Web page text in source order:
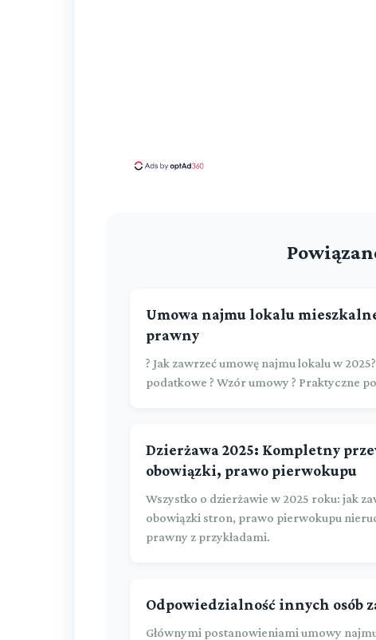
Umowa najmu lokalu
prawny
? Jak zawrzeć umowę najmu lokalu w
podatkowe ? Wzór umowy ? Praktyczne
Dzierżawa 2025: Kompletny
obowiązki, prawo pierwokupu
Wszystko o dzierżawie w 2025 roku: jak
obowiązki stron, prawo pierwokupu
prawny z przykładami.
Odpowiedzialność innych osób
Głównymi postanowieniami umowy